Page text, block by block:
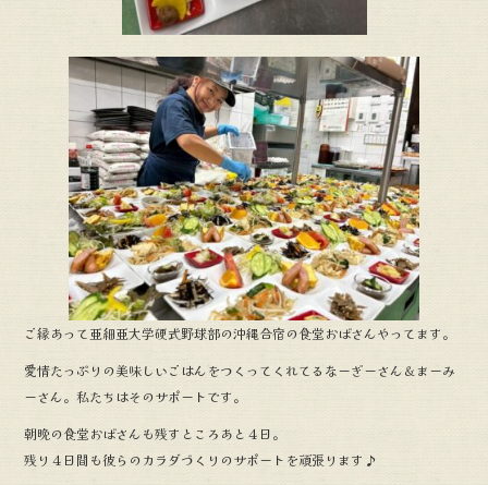
ご縁あって亜細亜大学硬式野球部の沖縄合宿の食堂おばさんやってます。
愛情たっぷりの美味しいごはんをつくってくれてるなーぎーさん＆まーみ
ーさん。私たちはそのサポートです。
朝晩の食堂おばさんも残すところあと４日。
残り４日間も彼らのカラダづくりのサポートを頑張ります♪